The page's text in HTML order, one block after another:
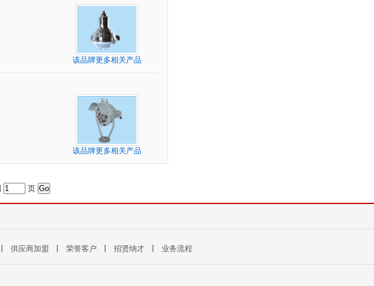
该品牌更多相关产品
该品牌更多相关产品
页
供应商加盟 荣誉客户 招贤纳才 业务流程